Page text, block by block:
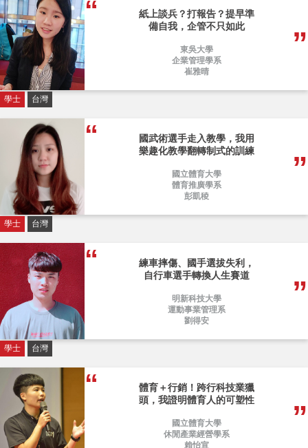
紙上談兵？打報告？提早準
備自我，企管不只如此
東吳大學
企業管理學系
崔雅晴
學士 台灣
國武術選手走入教學，我用
樂趣化教學翻轉制式的訓練
國立體育大學
體育推廣學系
彭凱稜
學士 台灣
練車摔傷、國手選拔失利，
自行車選手轉換人生賽道
明新科技大學
運動事業管理系
劉得安
學士 台灣
體育＋行銷！跨行科技業獵
頭，我證明體育人的可塑性
國立體育大學
休閒產業經營學系
賴怡宣